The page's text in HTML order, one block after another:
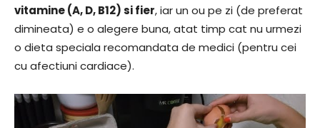
vitamine (A, D, B12) si fier, iar un ou pe zi (de preferat
dimineata) e o alegere buna, atat timp cat nu urmezi
o dieta speciala recomandata de medici (pentru cei
cu afectiuni cardiace).